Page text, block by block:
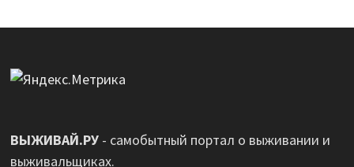
ВЫЖИВАЙ.РУ- самобытный портал о выживании и
выживальщиках.